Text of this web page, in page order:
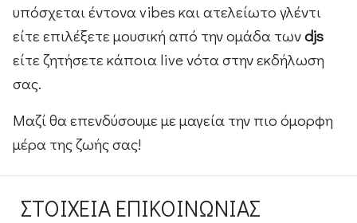
υπόσχεται έντονα vibes και ατελείωτο γλέντι
είτε επιλέξετε μουσική από την ομάδα τωνdjs
είτε ζητήσετε κάποια live νότα στην εκδήλωση
σας.
Μαζί θα επενδύσουμε με μαγεία την πιο όμορφη
μέρα της ζωής σας!
ΣΤΟΙΧΕΙΑ ΕΠΙΚΟΙΝΩΝΙΑΣ